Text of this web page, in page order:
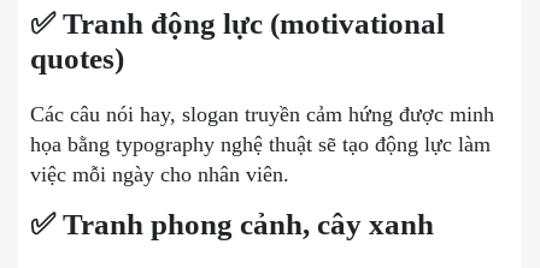
✅ Tranh động lực (motivational
quotes)
Các câu nói hay, slogan truyền cảm hứng được minh
họa bằng typography nghệ thuật sẽ tạo động lực làm
việc mỗi ngày cho nhân viên.
✅ Tranh phong cảnh, cây xanh